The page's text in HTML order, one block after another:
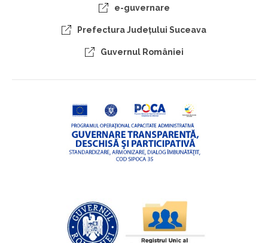
e-guvernare
Prefectura Judeţului Suceava
Guvernul României